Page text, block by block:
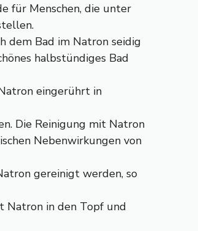
für Menschen, die unter
dem Bad im Natron seidig
halbstündiges Bad
eingerührt in
Die Reinigung mit Natron
Nebenwirkungen von
gereinigt werden, so
Natron in den Topf und